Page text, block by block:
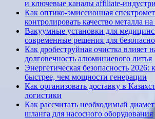
и ключевые каналы affiliate-
Как оптико-эмиссионная
контролировать качество металла
Вакуумные установки для
современные решения для
Как дробеструйная очистка влияет
долговечность алюминиевого литья
Энергетическая безопасность 2026:
быстрее, чем мощности генерации
Как организовать доставку в
логистики
Как рассчитать необходимый
шланга для насосного оборудования